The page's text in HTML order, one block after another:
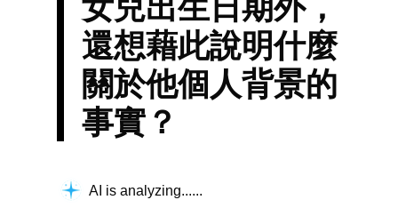
女兒出生日期外，
還想藉此說明什麼
關於他個人背景的
事實？
AI is analyzing...